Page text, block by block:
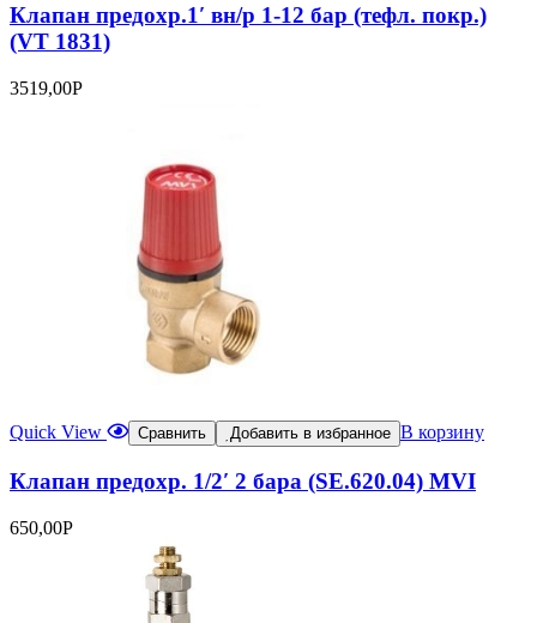
Клапан предохр.1′ вн/р 1-12 бар (тефл. покр.)
(VT 1831)
3519,00Р
Quick View Сравнить Добавить в избранное В корзину
Клапан предохр. 1/2′ 2 бара (SE.620.04) MVI
650,00Р